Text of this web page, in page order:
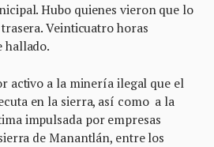
Hubo quienes vieron que lo
Veinticuatro horas
hallado.
activo a la minería ilegal que el
en la sierra, así como a la
impulsada por empresas
de Manantlán, entre los